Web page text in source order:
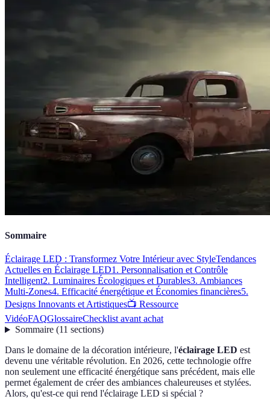
Sommaire
Éclairage LED : Transformez Votre Intérieur avec StyleTendances
Actuelles en Éclairage LED1. Personnalisation et Contrôle
Intelligent2. Luminaires Écologiques et Durables3. Ambiances
Multi-Zones4. Efficacité énergétique et Économies financières5.
Designs Innovants et Artistiques📺 Ressource
VidéoFAQGlossaireChecklist avant achat
Sommaire(11 sections)
Dans le domaine de la décoration intérieure, l'éclairage LED est
devenu une véritable révolution. En 2026, cette technologie offre
non seulement une efficacité énergétique sans précédent, mais elle
permet également de créer des ambiances chaleureuses et stylées.
Alors, qu'est-ce qui rend l'éclairage LED si spécial ?